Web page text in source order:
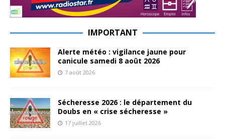
IMPORTANT
Alerte météo : vigilance jaune pour
canicule samedi 8 août 2026
7 août 2026
Sécheresse 2026 : le département du
Doubs en « crise sécheresse »
17 juillet 2026